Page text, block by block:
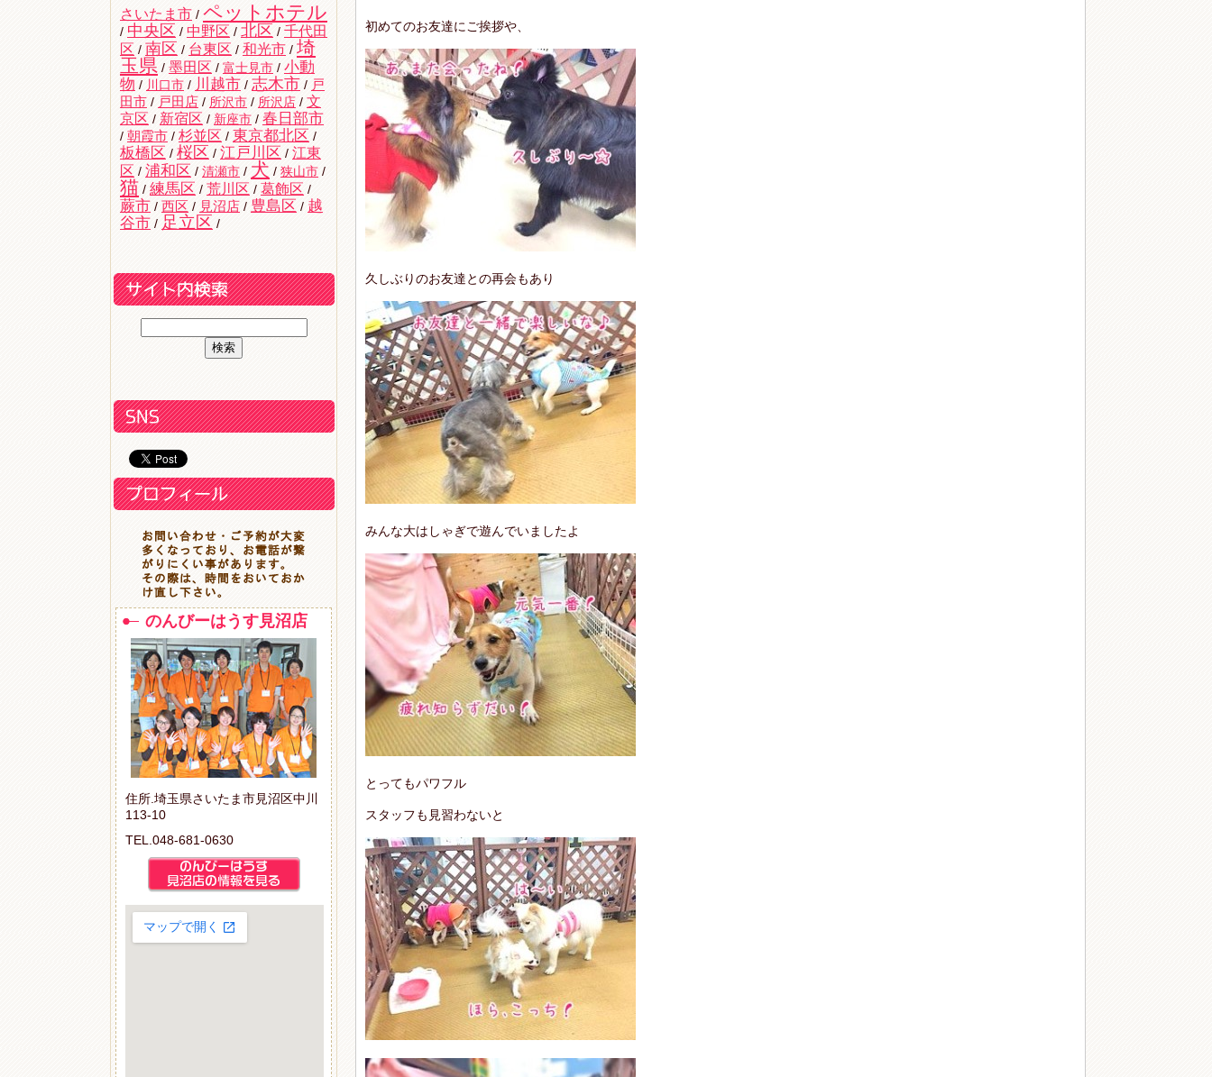
さいたま市 / ペットホテル
/ 中央区 / 中野区 / 北区 / 千代田
区 / 南区 / 台東区 / 和光市 / 埼
玉県 / 墨田区 / 富士見市 / 小動
物 / 川口市 / 川越市 / 志木市 / 戸
田市 / 戸田店 / 所沢市 / 所沢店 / 文
京区 / 新宿区 / 新座市 / 春日部市
/ 朝霞市 / 杉並区 / 東京都北区 /
板橋区 / 桜区 / 江戸川区 / 江東
区 / 浦和区 / 清瀬市 / 犬 / 狭山市 /
猫 / 練馬区 / 荒川区 / 葛飾区 /
蕨市 / 西区 / 見沼店 / 豊島区 / 越
谷市 / 足立区 /
のんびーはうす見沼店
住所.埼玉県さいたま市見沼区中川
113-10
TEL.048-681-0630
初めてのお友達にご挨拶や、
久しぶりのお友達との再会もあり
みんな大はしゃぎで遊んでいましたよ
とってもパワフル
スタッフも見習わないと